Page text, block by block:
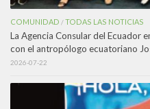
COMUNIDAD /TODAS LAS NOTICIAS
La Agencia Consular del Ecuador
con el antropólogo ecuatoriano
2026-07-22